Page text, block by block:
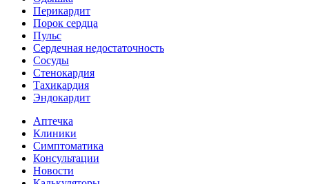
Перикардит
Порок сердца
Пульс
Сердечная недостаточность
Сосуды
Стенокардия
Тахикардия
Эндокардит
Аптечка
Клиники
Симптоматика
Консультации
Новости